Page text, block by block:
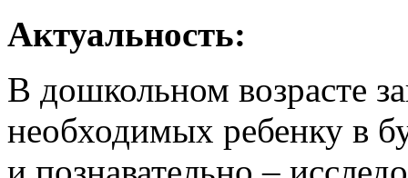
Актуальность:
В дошкольном возрасте
необходимых ребенку в